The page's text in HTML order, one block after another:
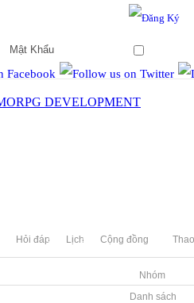
Hỏi đáp Lịch Cộng đồng
Nhóm
Danh sách